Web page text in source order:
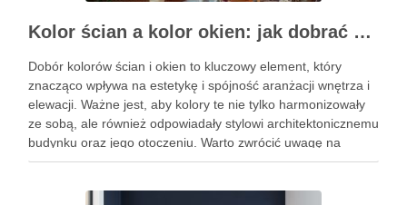
Kolor ścian a kolor okien: jak dobrać barwy dla spójnej i trwałej aranżacji wnętrza oraz elewacji
Dobór kolorów ścian i okien to kluczowy element, który
znacząco wpływa na estetykę i spójność aranżacji wnętrza i
elewacji. Ważne jest, aby kolory te nie tylko harmonizowały
ze sobą, ale również odpowiadały stylowi architektonicznemu
budynku oraz jego otoczeniu. Warto zwrócić uwagę na
zasady, które pomogą uniknąć najczęstszych błędów w